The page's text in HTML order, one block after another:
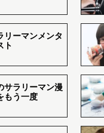
リーマンメンタ
ト
サラリーマン漫
もう一度